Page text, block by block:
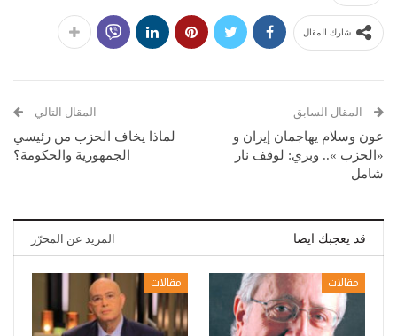
شارك المقال
المقال السابق
عون وسلام يهاجمان إيران و
«الحزب ».. وبري: لوقف نار
شامل
المقال التالي
لماذا يخاف الحزب من رئيسي
الجمهورية والحكومة؟
قد يعجبك ايضا المزيد عن المحرّر
مقالات مقالات